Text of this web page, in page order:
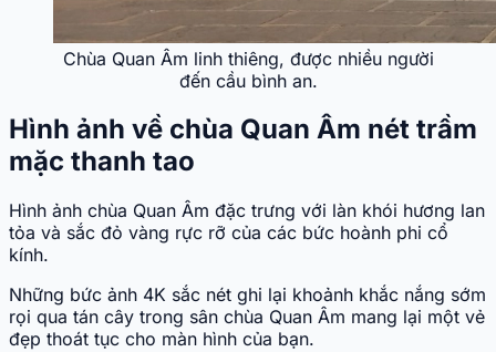
Chùa Quan Âm linh thiêng, được nhiều người
đến cầu bình an.
Hình ảnh về chùa Quan Âm nét trầm
mặc thanh tao
Hình ảnh chùa Quan Âm đặc trưng với làn khói hương lan
tỏa và sắc đỏ vàng rực rỡ của các bức hoành phi cổ
kính.
Những bức ảnh 4K sắc nét ghi lại khoảnh khắc nắng sớm
rọi qua tán cây trong sân chùa Quan Âm mang lại một vẻ
đẹp thoát tục cho màn hình của bạn.